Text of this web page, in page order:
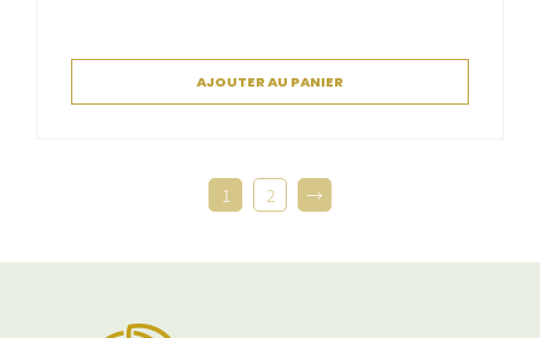
AJOUTER AU PANIER
1 2 →